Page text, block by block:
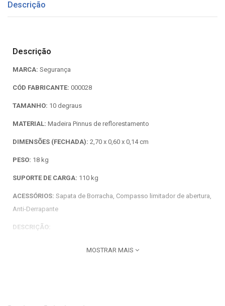
Descrição
Descrição
MARCA: Segurança
CÓD FABRICANTE: 000028
TAMANHO: 10 degraus
MATERIAL: Madeira Pinnus de reflorestamento
DIMENSÕES (FECHADA): 2,70 x 0,60 x 0,14 cm
PESO: 18 kg
SUPORTE DE CARGA: 110 kg
ACESSÓRIOS: Sapata de Borracha, Compasso limitador de abertura,
Anti-Derrapante
DESCRIÇÃO:
MOSTRAR MAIS